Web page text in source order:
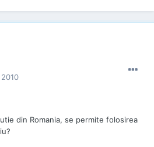
din Romania, se permite folosirea